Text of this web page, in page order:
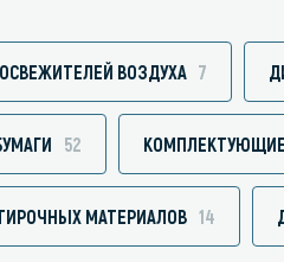
чистящие средства Кухня
кухни
ВОЗДУХА 7
52
МАТЕРИАЛОВ 14